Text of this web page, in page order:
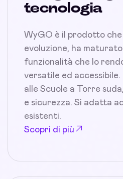
tecnologia
WyGO è il prodotto che
evoluzione, ha
funzionalità che lo
versatile ed
alle Scuole a Torre
e sicurezza. Si adatta
esistenti.
Scopri di più